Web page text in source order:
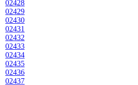
02428
02429
02430
02431
02432
02433
02434
02435
02436
02437